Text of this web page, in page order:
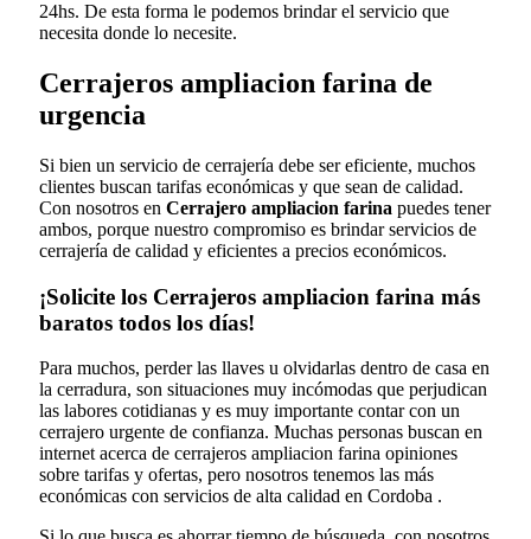
24hs. De esta forma le podemos brindar el servicio que
necesita donde lo necesite.
Cerrajeros ampliacion farina de
urgencia
Si bien un servicio de cerrajería debe ser eficiente, muchos
clientes buscan tarifas económicas y que sean de calidad.
Con nosotros en Cerrajero ampliacion farina puedes tener
ambos, porque nuestro compromiso es brindar servicios de
cerrajería de calidad y eficientes a precios económicos.
¡Solicite los Cerrajeros ampliacion farina más
baratos todos los días!
Para muchos, perder las llaves u olvidarlas dentro de casa en
la cerradura, son situaciones muy incómodas que perjudican
las labores cotidianas y es muy importante contar con un
cerrajero urgente de confianza. Muchas personas buscan en
internet acerca de cerrajeros ampliacion farina opiniones
sobre tarifas y ofertas, pero nosotros tenemos las más
económicas con servicios de alta calidad en Cordoba .